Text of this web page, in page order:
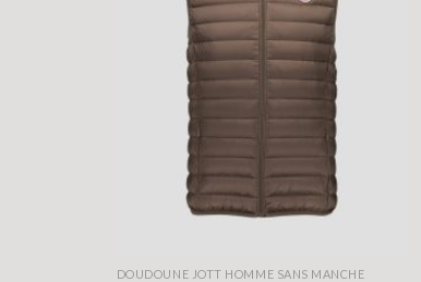
DOUDOUNE JOTT HOMME SANS MANCHE